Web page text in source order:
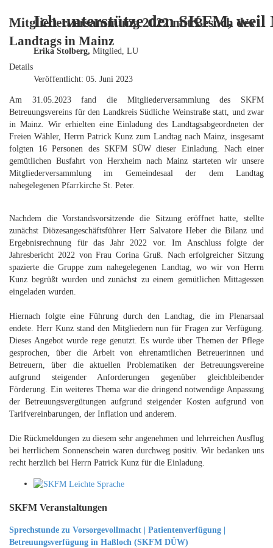
Ich unterstütze den SKFM,
Erika Stolberg, Mitglied, LU
Mitgliederversammung 2022 mit Besuch des
Landtags in Mainz
Details
Veröffentlicht: 05. Juni 2023
Am 31.05.2023 fand die Mitgliederversammlung des SKFM
Betreuungsvereins für den Landkreis Südliche Weinstraße statt, und zwar
in Mainz. Wir erhielten eine Einladung des Landtagsabgeordneten der
Freien Wähler, Herrn Patrick Kunz zum Landtag nach Mainz, insgesamt
folgten 16 Personen des SKFM SÜW dieser Einladung. Nach einer
gemütlichen Busfahrt von Herxheim nach Mainz starteten wir unsere
Mitgliederversammlung im Gemeindesaal der dem Landtag
nahegelegenen Pfarrkirche St. Peter.
Nachdem die Vorstandsvorsitzende die Sitzung eröffnet hatte, stellte
zunächst Diözesangeschäftsführer Herr Salvatore Heber die Bilanz und
Ergebnisrechnung für das Jahr 2022 vor. Im Anschluss folgte der
Jahresbericht 2022 von Frau Corina Gruß. Nach erfolgreicher Sitzung
spazierte die Gruppe zum nahegelegenen Landtag, wo wir von Herrn
Kunz begrüßt wurden und zunächst zu einem gemütlichen Mittagessen
eingeladen wurden.
Hiernach folgte eine Führung durch den Landtag, die im Plenarsaal
endete. Herr Kunz stand den Mitgliedern nun für Fragen zur Verfügung.
Dieses Angebot wurde rege genutzt. Es wurde über Themen der Pflege
gesprochen, über die Arbeit von ehrenamtlichen Betreuerinnen und
Betreuern, über die aktuellen Problematiken der Betreuungsvereine
aufgrund steigender Anforderungen gegenüber gleichbleibender
Förderung. Ein weiteres Thema war die dringend notwendige Anpassung
der Betreuungsvergütungen aufgrund steigender Kosten aufgrund von
Tarifvereinbarungen, der Inflation und anderem.
Die Rückmeldungen zu diesem sehr angenehmen und lehrreichen Ausflug
bei herrlichem Sonnenschein waren durchweg positiv. Wir bedanken uns
recht herzlich bei Herrn Patrick Kunz für die Einladung.
SKFM Veranstaltungen
Sprechstunde zu Vorsorgevollmacht | Patientenverfügung |
Betreuungsverfügung in Haßloch (SKFM DÜW)